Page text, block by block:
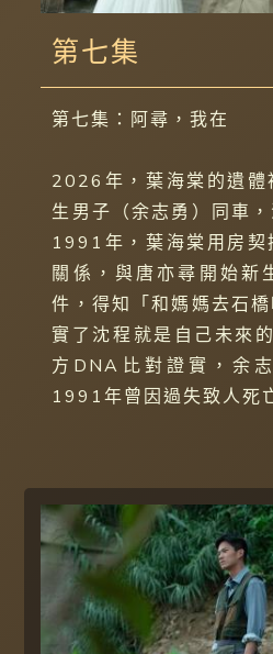
第七集
第七集：阿尋，我在
2026年，葉海棠的遺體
生男子（余志勇）同車
1991年，葉海棠用房契
關係，與唐亦尋開始新
件，得知「和媽媽去石
實了沈程就是自己未來
方DNA比對證實，余
1991年曾因過失致人死